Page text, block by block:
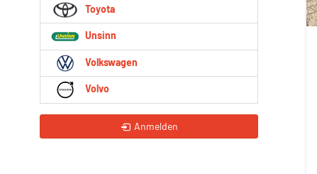
Toyota
Unsinn
Volkswagen
Volvo
Anmelden